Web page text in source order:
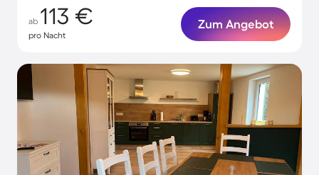
ab 113 €
pro Nacht
Zum Angebot